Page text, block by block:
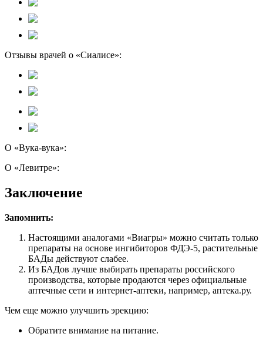
Отзывы врачей о «Сиалисе»:
О «Вука-вука»:
О «Левитре»:
Заключение
Запомнить:
Настоящими аналогами «Виагры» можно считать только
препараты на основе ингибиторов ФДЭ-5, растительные
БАДы действуют слабее.
Из БАДов лучше выбирать препараты российского
производства, которые продаются через официальные
аптечные сети и интернет-аптеки, например, аптека.ру.
Чем еще можно улучшить эрекцию:
Обратите внимание на питание.